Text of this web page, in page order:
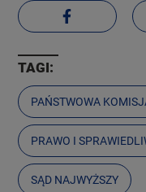
TAGI:
PAŃSTWOWA
PRAWO I
SĄD NAJWYŻSZY